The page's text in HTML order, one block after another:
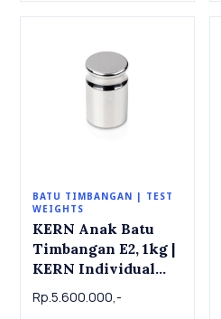
BATU TIMBANGAN | TEST
WEIGHTS
KERN Anak Batu
Timbangan E2, 1kg |
KERN Individual
weight 316-11 ,
OIML Class E2, 1 kg
Rp.5.600.000,-